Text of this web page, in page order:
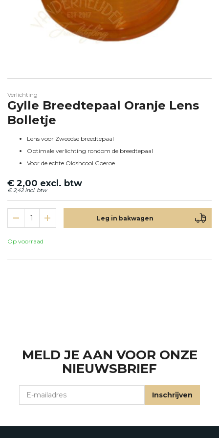
Ga naar het begin van de afbeeldingen-gallerij
Verlichting
Gylle Breedtepaal Oranje Lens
Bolletje
Lens voor Zweedse breedtepaal
Optimale verlichting rondom de breedtepaal
Voor de echte Oldshcool Goeroe
€ 2,42
€ 2,00
Leg in bakwagen
Op voorraad
MELD JE AAN VOOR ONZE
NIEUWSBRIEF
Inschrijven